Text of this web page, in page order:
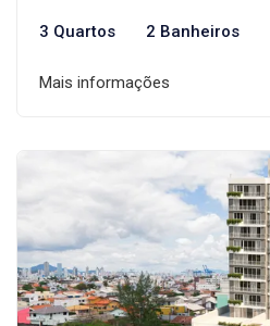
3 Quartos 2 Banheiros
Mais informações